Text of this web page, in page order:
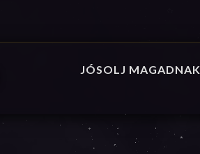
JÓSOLJ MAGADNAK